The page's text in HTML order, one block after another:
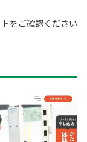
をご確認ください